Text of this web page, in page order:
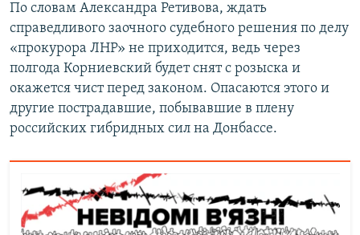
По словам Александра Ретивова, ждать
справедливого заочного судебного решения по делу
«прокурора ЛНР» не приходится, ведь через
полгода Корниевский будет снят с розыска и
окажется чист перед законом. Опасаются этого и
другие пострадавшие, побывавшие в плену
российских гибридных сил на Донбассе.